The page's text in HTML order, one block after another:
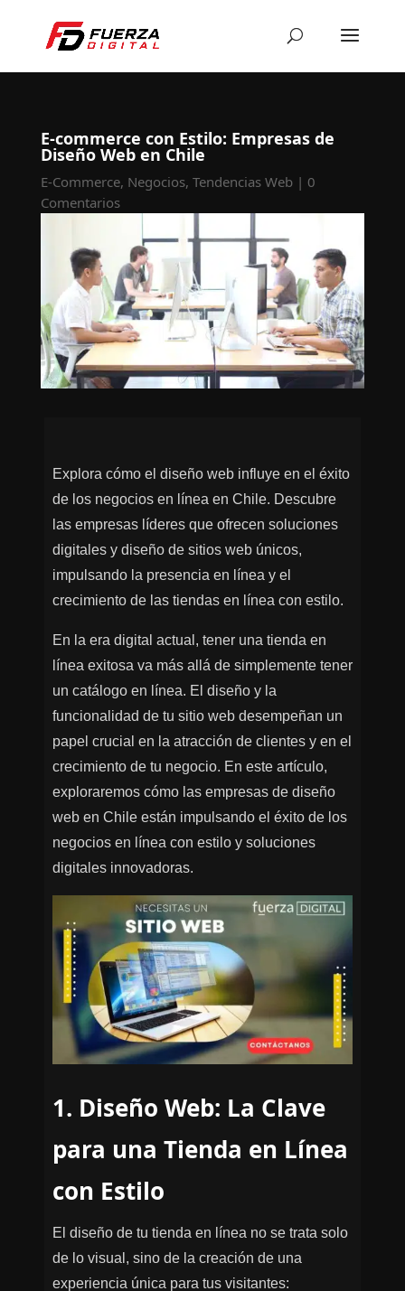
E-commerce con Estilo: Empresas de
Diseño Web en Chile
E-Commerce, Negocios, Tendencias Web| 0
Comentarios
Explora cómo el diseño web influye en el éxito
de los negocios en línea en Chile. Descubre
las empresas líderes que ofrecen soluciones
digitales y diseño de sitios web únicos,
impulsando la presencia en línea y el
crecimiento de las tiendas en línea con estilo.
En la era digital actual, tener una tienda en
línea exitosa va más allá de simplemente tener
un catálogo en línea. El diseño y la
funcionalidad de tu sitio web desempeñan un
papel crucial en la atracción de clientes y en el
crecimiento de tu negocio. En este artículo,
exploraremos cómo las empresas de diseño
web en Chile están impulsando el éxito de los
negocios en línea con estilo y soluciones
digitales innovadoras.
1. Diseño Web: La Clave
para una Tienda en Línea
con Estilo
El diseño de tu tienda en línea no se trata solo
de lo visual, sino de la creación de una
experiencia única para tus visitantes: